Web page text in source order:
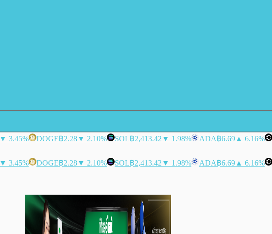
▼ 3.45% DOGE฿2.28▼ 2.10% SOL฿2,413.42 ▼ 1.98% ADA฿6.69 ▲ 6.16%
▼ 3.45% DOGE฿2.28▼ 2.10% SOL฿2,413.42 ▼ 1.98% ADA฿6.69 ▲ 6.16%